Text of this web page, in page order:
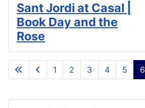
Sant Jordi at Casal |
Book Day and the
Rose
1 2 3 4 5 6